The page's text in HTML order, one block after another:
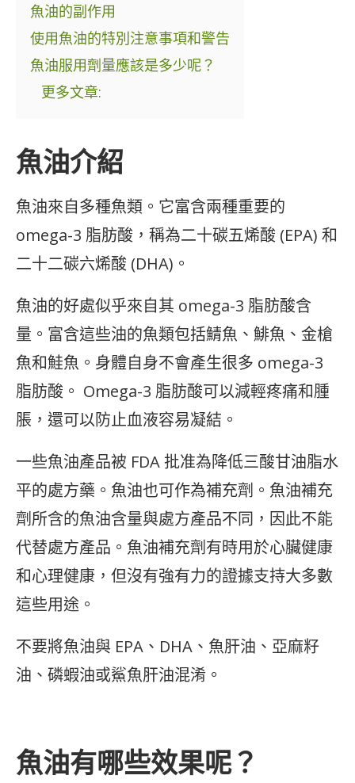
魚油的副作用
使用魚油的特別注意事項和警告
魚油服用劑量應該是多少呢？
更多文章:
魚油介紹
魚油來自多種魚類。它富含兩種重要的
omega-3 脂肪酸，稱為二十碳五烯酸 (EPA) 和
二十二碳六烯酸 (DHA)。
魚油的好處似乎來自其 omega-3 脂肪酸含
量。富含這些油的魚類包括鯖魚、鯡魚、金槍
魚和鮭魚。身體自身不會產生很多 omega-3
脂肪酸。 Omega-3 脂肪酸可以減輕疼痛和腫
脹，還可以防止血液容易凝結。
一些魚油產品被 FDA 批准為降低三酸甘油脂水
平的處方藥。魚油也可作為補充劑。魚油補充
劑所含的魚油含量與處方產品不同，因此不能
代替處方產品。魚油補充劑有時用於心臟健康
和心理健康，但沒有強有力的證據支持大多數
這些用途。
不要將魚油與 EPA、DHA、魚肝油、亞麻籽
油、磷蝦油或鯊魚肝油混淆。
魚油有哪些效果呢？